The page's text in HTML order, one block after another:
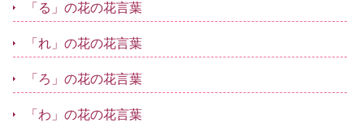
「る」の花の花言葉
「れ」の花の花言葉
「ろ」の花の花言葉
「わ」の花の花言葉